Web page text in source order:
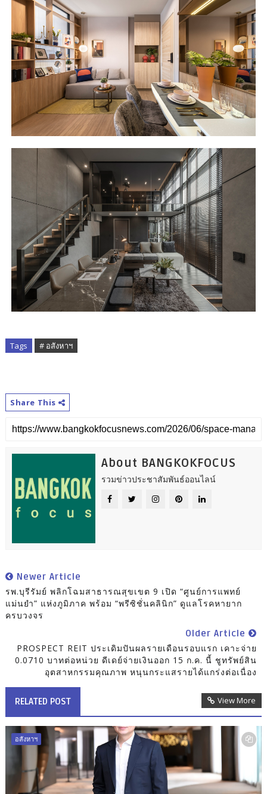
Tags # อสังหาฯ
Share This
About BANGKOKFOCUS
รวมข่าวประชาสัมพันธ์ออนไลน์
Newer Article
รพ.บุรีรัมย์ พลิกโฉมสาธารณสุขเขต 9 เปิด “ศูนย์การแพทย์
แม่นยำ” แห่งภูมิภาค พร้อม “พรีซิชั่นคลินิก” ดูแลโรคหายาก
ครบวงจร
Older Article
PROSPECT REIT ประเดิมปันผลรายเดือนรอบแรก เคาะจ่าย
0.0710 บาทต่อหน่วย ดีเดย์จ่ายเงินออก 15 ก.ค. นี้ ชูทรัพย์สิน
อุตสาหกรรมคุณภาพ หนุนกระแสรายได้แกร่งต่อเนื่อง
RELATED POST View More
อสังหาฯ